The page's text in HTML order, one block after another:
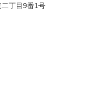
二丁目9番1号